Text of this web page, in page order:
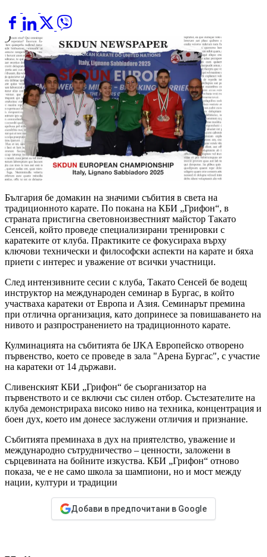
България бе домакин на значими събития в света на
традиционното карате. По покана на КБИ „Грифон“, в
страната пристигна световноизвестният майстор Такато
Сенсей, който проведе специализирани тренировки с
каратеките от клуба. Практиките се фокусираха върху
ключови технически и философски аспекти на карате и бяха
приети с интерес и уважение от всички участници.
След интензивните сесии с клуба, Такато Сенсей бе водещ
инструктор на международен семинар в Бургас, в който
участваха каратеки от Европа и Азия. Семинарът премина
при отлична организация, като допринесе за повишаването на
нивото и разпространението на традиционното карате.
Кулминацията на събитията бе IJKA Европейско отворено
първенство, което се проведе в зала "Арена Бургас", с участие
на каратеки от 14 държави.
Сливенският КБИ „Грифон“ бе съорганизатор на
първенството и се включи със силен отбор. Състезателите на
клуба демонстрираха високо ниво на техника, концентрация и
боен дух, което им донесе заслужени отличия и признание.
Събитията преминаха в дух на приятелство, уважение и
международно сътрудничество – ценности, заложени в
сърцевината на бойните изкуства. КБИ „Грифон“ отново
показа, че е не само школа за шампиони, но и мост между
нации, култури и традиции
Добави в предпочитани в Google